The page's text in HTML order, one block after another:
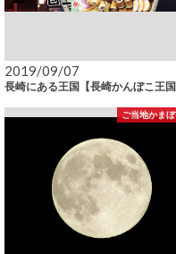
2019/09/07
長崎にある王国【長崎かんぼこ王国
ご当地かまぼ